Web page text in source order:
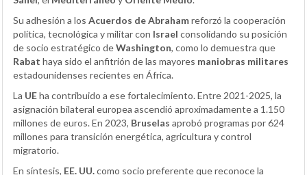
Su adhesión a los Acuerdos de Abrahamreforzó la cooperación
política, tecnológica y militar con Israel consolidando su posición
de socio estratégico deWashington, como lo demuestra que
Rabat haya sido el anfitrión de las mayores maniobras militares
estadounidenses recientes en África.
La UEha contribuido a ese fortalecimiento. Entre 2021-2025, la
asignación bilateral europea ascendió aproximadamente a 1.150
millones de euros. En 2023, Bruselas aprobó programas por 624
millones para transición energética, agricultura y control
migratorio.
En síntesis, EE. UU.como socio preferente que reconoce la